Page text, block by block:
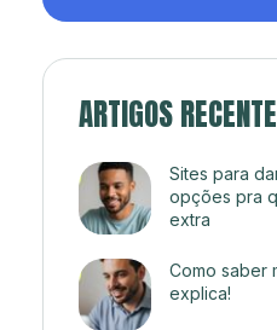
ARTIGOS
Sites para
opções pra
extra
Como saber
explica!